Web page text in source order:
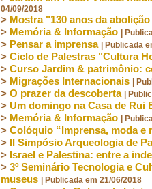
04/09/2018
> Mostra "130 anos da
> Memória & Informação |
> Pensar a imprensa | Publicada
> Ciclo de Palestras "Cultura
> Curso Jardim & patrimônio:
> Migrações Internacionais |
> O prazer da descoberta |
> Um domingo na Casa de Rui
> Memória & Informação |
> Colóquio “Imprensa, moda
> II Simpósio Arqueologia de
> Israel e Palestina: entre a
> 3º Seminário Tecnologia e
museus | Publicada em 21/06/2018